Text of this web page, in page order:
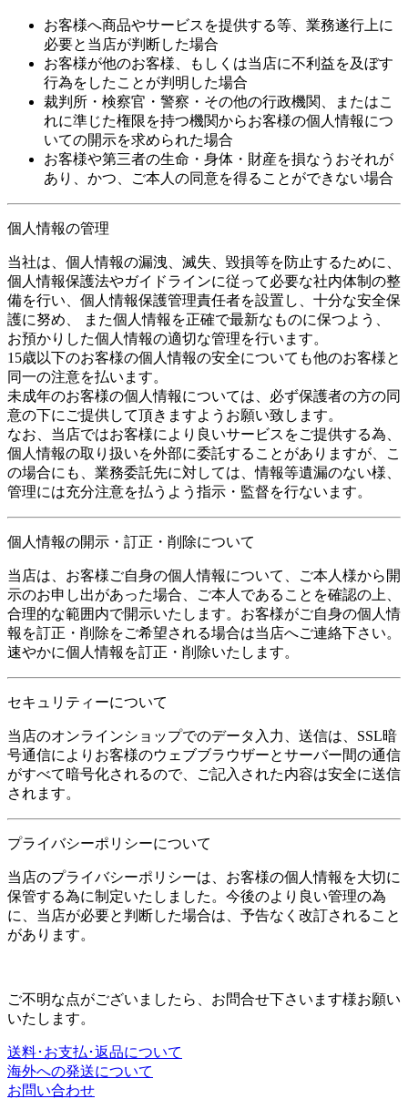
お客様へ商品やサービスを提供する等、業務遂行上に
必要と当店が判断した場合
お客様が他のお客様、もしくは当店に不利益を及ぼす
行為をしたことが判明した場合
裁判所・検察官・警察・その他の行政機関、またはこ
れに準じた権限を持つ機関からお客様の個人情報につ
いての開示を求められた場合
お客様や第三者の生命・身体・財産を損なうおそれが
あり、かつ、ご本人の同意を得ることができない場合
個人情報の管理
当社は、個人情報の漏洩、滅失、毀損等を防止するために、
個人情報保護法やガイドラインに従って必要な社内体制の整
備を行い、個人情報保護管理責任者を設置し、十分な安全保
護に努め、 また個人情報を正確で最新なものに保つよう、
お預かりした個人情報の適切な管理を行います。
15歳以下のお客様の個人情報の安全についても他のお客様と
同一の注意を払います。
未成年のお客様の個人情報については、必ず保護者の方の同
意の下にご提供して頂きますようお願い致します。
なお、当店ではお客様により良いサービスをご提供する為、
個人情報の取り扱いを外部に委託することがありますが、こ
の場合にも、業務委託先に対しては、情報等遺漏のない様、
管理には充分注意を払うよう指示・監督を行ないます。
個人情報の開示・訂正・削除について
当店は、お客様ご自身の個人情報について、ご本人様から開
示のお申し出があった場合、ご本人であることを確認の上、
合理的な範囲内で開示いたします。お客様がご自身の個人情
報を訂正・削除をご希望される場合は当店へご連絡下さい。
速やかに個人情報を訂正・削除いたします。
セキュリティーについて
当店のオンラインショップでのデータ入力、送信は、SSL暗
号通信によりお客様のウェブブラウザーとサーバー間の通信
がすべて暗号化されるので、ご記入された内容は安全に送信
されます。
プライバシーポリシーについて
当店のプライバシーポリシーは、お客様の個人情報を大切に
保管する為に制定いたしました。今後のより良い管理の為
に、当店が必要と判断した場合は、予告なく改訂されること
があります。
ご不明な点がございましたら、お問合せ下さいます様お願い
いたします。
送料･お支払･返品について
海外への発送について
お問い合わせ